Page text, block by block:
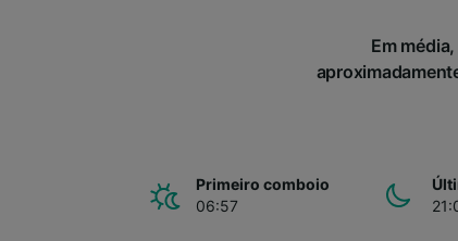
Em
Primeiro comboio
06:57